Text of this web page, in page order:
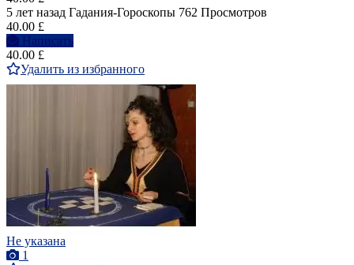
5 лет назад Гадания-Гороскопы 762 Просмотров
40.00 £
Написать
40.00 £
Удалить из избранного
Не указана
1